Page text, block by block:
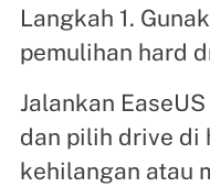
Langkah 1.
pemulihan hard
Jalankan
dan pilih drive di
kehilangan atau